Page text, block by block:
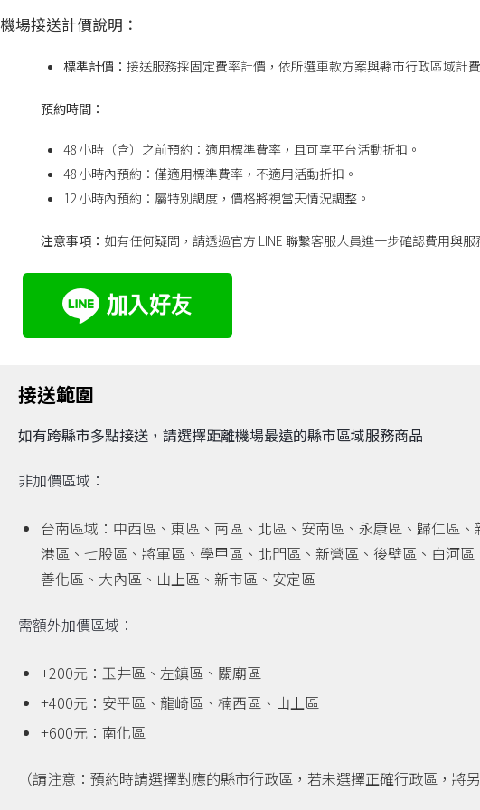
機場接送計價說明：
標準計價：接送服務採固定費率計價，依所選車款方案與縣市行政區域計費
預約時間：
48 小時（含）之前預約：適用標準費率，且可享平台活動折扣。
48 小時內預約：僅適用標準費率，不適用活動折扣。
12 小時內預約：屬特別調度，價格將視當天情況調整。
注意事項： 如有任何疑問，請透過官方 LINE 聯繫客服人員進一步確認費用與服
接送範圍
如有跨縣市多點接送，請選擇距離機場最遠的縣市區域服務商品
非加價區域：
台南區域：中西區、東區、南區、北區、安南區、永康區、歸仁區
港區、七股區、將軍區、學甲區、北門區、新營區、後壁區、白河
善化區、大內區、山上區、新市區、安定區
需額外加價區域：
+200元：玉井區、左鎮區、關廟區
+400元：安平區、龍崎區、楠西區、山上區
+600元：南化區
（請注意：預約時請選擇對應的縣市行政區，若未選擇正確行政區，將